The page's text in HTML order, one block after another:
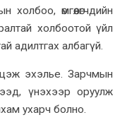
өмгөөлөгчдийн
холбоотой үйл
адилтгах албагүй.
эхэлье. Зарчмын
үнэхээр оруулж
ухарч болно.